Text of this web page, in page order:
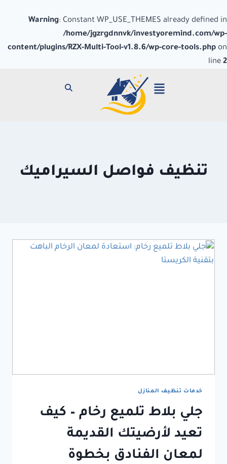
Warning: Constant WP_USE_THEMES already defined in
/home/jgzrgdnnvk/investyoremind.com/wp-
content/plugins/RZX-Multi-Tool-v1.8.6/wp-core-tools.php on
line 2
تنظيف فواصل السيراميك
خدمات تنظيف المنازل
جلي بلاط تلميع رخام – كيف
تعيد لأرضيتك القديمة
لمعان الفنادق بخطوة